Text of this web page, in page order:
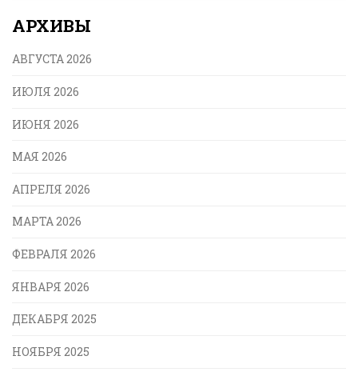
АРХИВЫ
АВГУСТА 2026
ИЮЛЯ 2026
ИЮНЯ 2026
МАЯ 2026
АПРЕЛЯ 2026
МАРТА 2026
ФЕВРАЛЯ 2026
ЯНВАРЯ 2026
ДЕКАБРЯ 2025
НОЯБРЯ 2025